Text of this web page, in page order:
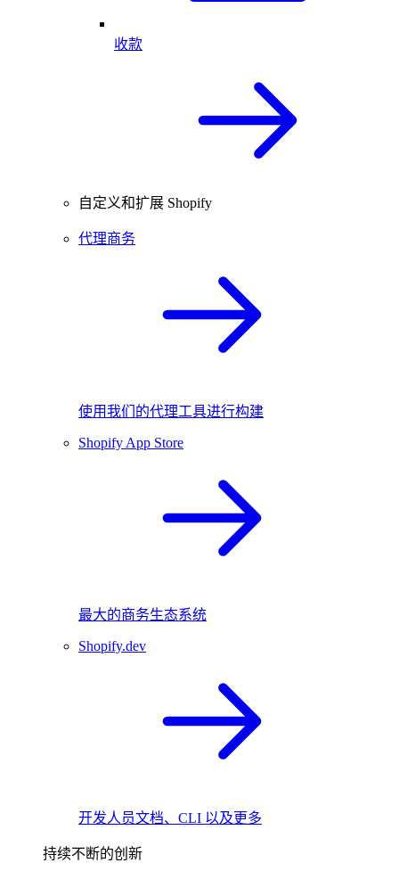
收款
自定义和扩展 Shopify
代理商务
使用我们的代理工具进行构建
Shopify App Store
最大的商务生态系统
Shopify.dev
开发人员文档、CLI 以及更多
持续不断的创新